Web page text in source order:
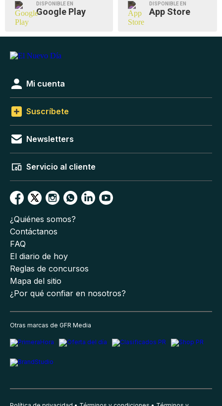
DISPONIBLE EN
Google Play
DISPONIBLE EN
App Store
Mi cuenta
Suscríbete
Newsletters
Servicio al cliente
¿Quiénes somos?
Contáctanos
FAQ
El diario de hoy
Reglas de concursos
Mapa del sitio
¿Por qué confiar en nosotros?
Otras marcas de GFR Media